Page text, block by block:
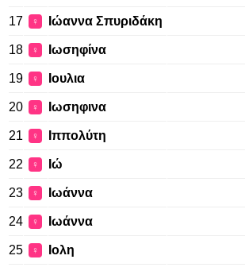
17 ♀ Ιώαννα Σπυριδάκη
18 ♀ Ιωσηφίνα
19 ♀ Ιουλια
20 ♀ Ιωσηφινα
21 ♀ Ιππολύτη
22 ♀ Ιώ
23 ♀ Ιωάννα
24 ♀ Ιωάννα
25 ♀ Ιολη